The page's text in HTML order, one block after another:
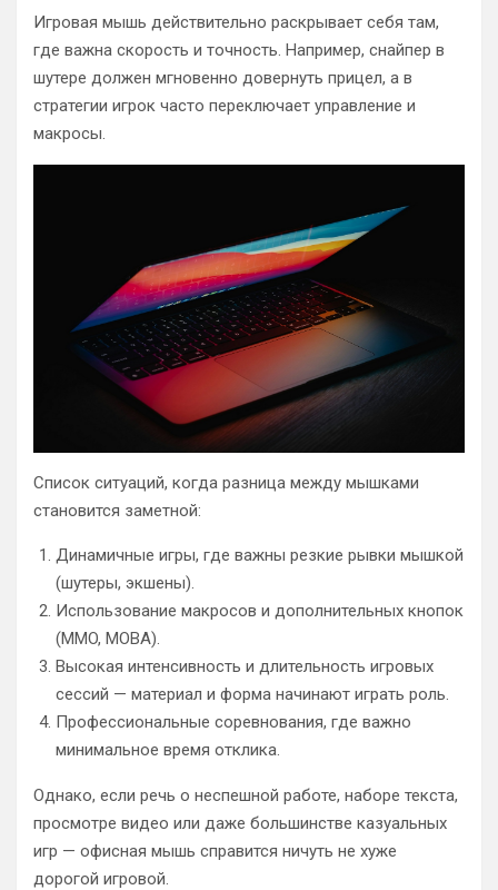
Игровая мышь действительно раскрывает себя там,
где важна скорость и точность. Например, снайпер в
шутере должен мгновенно довернуть прицел, а в
стратегии игрок часто переключает управление и
макросы.
Список ситуаций, когда разница между мышками
становится заметной:
Динамичные игры, где важны резкие рывки мышкой
(шутеры, экшены).
Использование макросов и дополнительных кнопок
(MMO, MOBA).
Высокая интенсивность и длительность игровых
сессий — материал и форма начинают играть роль.
Профессиональные соревнования, где важно
минимальное время отклика.
Однако, если речь о неспешной работе, наборе текста,
просмотре видео или даже большинстве казуальных
игр — офисная мышь справится ничуть не хуже
дорогой игровой.